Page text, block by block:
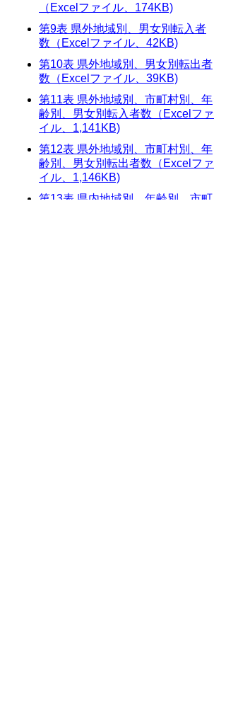
（Excelファイル、174KB)
第9表 県外地域別、男女別転入者
数（Excelファイル、42KB)
第10表 県外地域別、男女別転出者
数（Excelファイル、39KB)
第11表 県外地域別、市町村別、年
齢別、男女別転入者数（Excelファ
イル、1,141KB)
第12表 県外地域別、市町村別、年
齢別、男女別転出者数（Excelファ
イル、1,146KB)
第13表 県内地域別、年齢別、市町